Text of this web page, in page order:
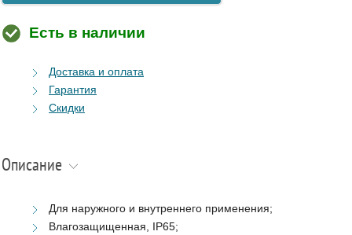
Есть в наличии
Доставка и оплата
Гарантия
Скидки
Описание
Для наружного и внутреннего применения;
Влагозащищенная, IP65;